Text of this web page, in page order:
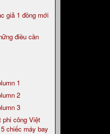
giả 1 đồng mới
điều cần
1
2
3
phi công Việt
chiếc máy bay